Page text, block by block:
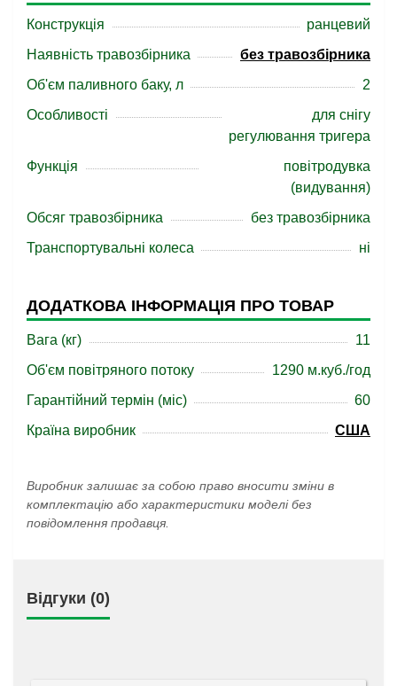
Конструкція
ранцевий
Наявність травозбірника
без травозбірника
Об'єм паливного баку, л
2
Особливості
для снігу
регулювання тригера
Функція
повітродувка
(видування)
Обсяг травозбірника
без травозбірника
Транспортувальні колеса
ні
ДОДАТКОВА ІНФОРМАЦІЯ ПРО ТОВАР
Вага (кг)
11
Об'єм повітряного потоку
1290 м.куб./год
Гарантійний термін (міс)
60
Країна виробник
США
Виробник залишає за собою право вносити зміни в
комплектацію або характеристики моделі без
повідомлення продавця.
Відгуки (0)